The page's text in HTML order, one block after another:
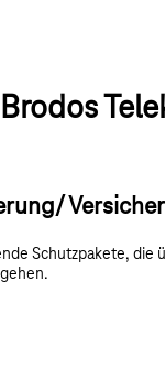
Schutzpakete, die